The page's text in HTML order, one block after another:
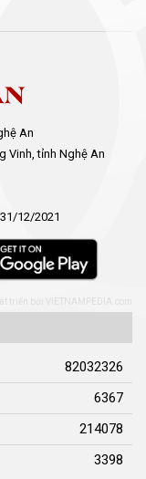
An
Vinh, tỉnh Nghệ An
12/2021
triển bởi
82032326
6367
214078
3398